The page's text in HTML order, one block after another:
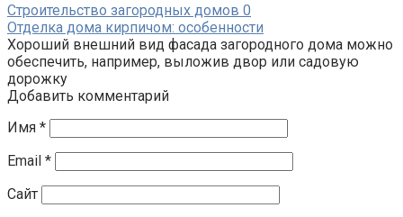
Строительство загородных домов 0
Отделка дома кирпичом: особенности
Хороший внешний вид фасада загородного дома можно
обеспечить, например, выложив двор или садовую
дорожку
Добавить комментарий
Имя *
Email *
Сайт